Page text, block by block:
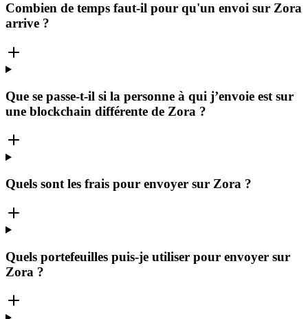
Combien de temps faut-il pour qu'un envoi sur Zora
arrive ?
Que se passe-t-il si la personne à qui j’envoie est sur
une blockchain différente de Zora ?
Quels sont les frais pour envoyer sur Zora ?
Quels portefeuilles puis-je utiliser pour envoyer sur
Zora ?